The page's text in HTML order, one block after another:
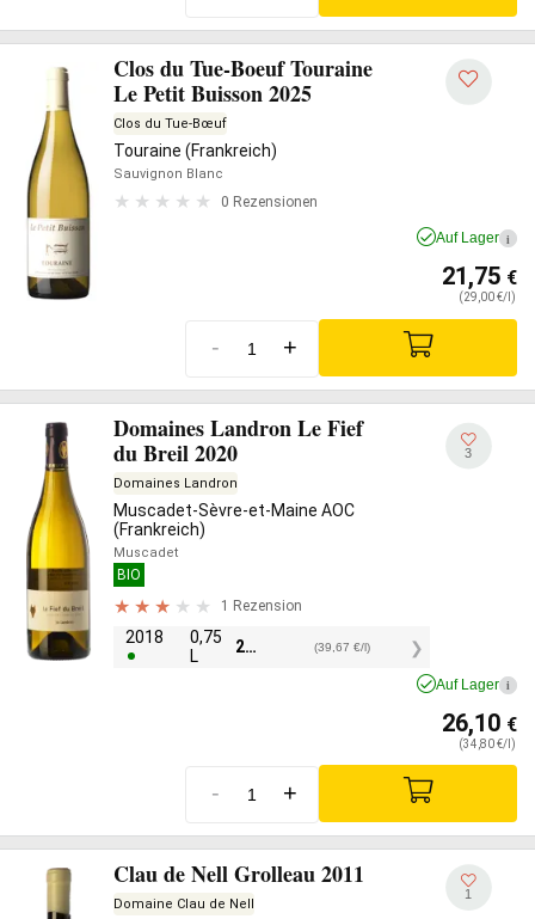
Clos du Tue-Boeuf Touraine
Le Petit Buisson 2025
Clos du Tue-Bœuf
Touraine (Frankreich)
Sauvignon Blanc
0 Rezensionen
Auf Lager i
21,75 €
(29,00 €/l)
- +
Domaines Landron Le Fief
du Breil 2020
Domaines Landron
Muscadet-Sèvre-et-Maine AOC
(Frankreich)
Muscadet
BIO
1 Rezension
2018
0,75
L
29,75 (39,67 €/l)
3
Auf Lager i
26,10 €
(34,80 €/l)
- +
Clau de Nell Grolleau 2011
Domaine Clau de Nell
1